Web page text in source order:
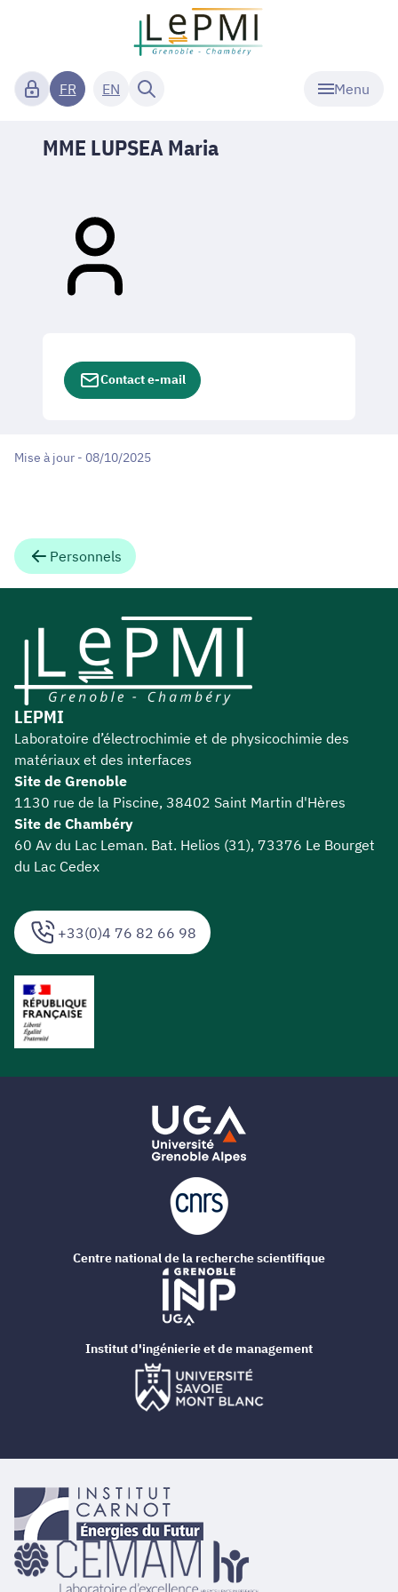
Menu
FR EN
MME LUPSEA Maria
Contact e-mail
Mise à jour - 08/10/2025
Personnels
+33(0)4 76 82 66 98
LEPMI
Laboratoire d’électrochimie et de physicochimie des
matériaux et des interfaces
Site de Grenoble
1130 rue de la Piscine, 38402 Saint Martin d'Hères
Site de Chambéry
60 Av du Lac Leman. Bat. Helios (31), 73376 Le Bourget
du Lac Cedex
Centre national de la recherche scientifique
Institut d'ingénierie et de management